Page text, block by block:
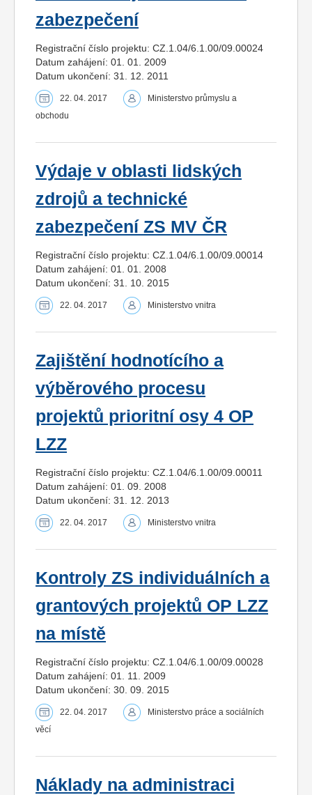
zabezpečení
Registrační číslo projektu: CZ.1.04/6.1.00/09.00024
Datum zahájení: 01. 01. 2009
Datum ukončení: 31. 12. 2011
22. 04. 2017
Ministerstvo průmyslu a
obchodu
Výdaje v oblasti lidských
zdrojů a technické
zabezpečení ZS MV ČR
Registrační číslo projektu: CZ.1.04/6.1.00/09.00014
Datum zahájení: 01. 01. 2008
Datum ukončení: 31. 10. 2015
22. 04. 2017 Ministerstvo vnitra
Zajištění hodnotícího a
výběrového procesu
projektů prioritní osy 4 OP
LZZ
Registrační číslo projektu: CZ.1.04/6.1.00/09.00011
Datum zahájení: 01. 09. 2008
Datum ukončení: 31. 12. 2013
22. 04. 2017 Ministerstvo vnitra
Kontroly ZS individuálních a
grantových projektů OP LZZ
na místě
Registrační číslo projektu: CZ.1.04/6.1.00/09.00028
Datum zahájení: 01. 11. 2009
Datum ukončení: 30. 09. 2015
22. 04. 2017
Ministerstvo práce a sociálních
věcí
Náklady na administraci